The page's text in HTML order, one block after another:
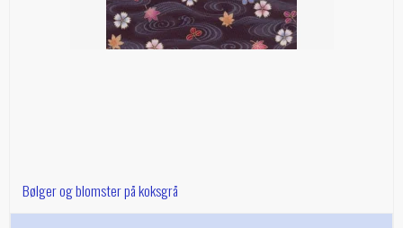
Bølger og blomster på koksgrå